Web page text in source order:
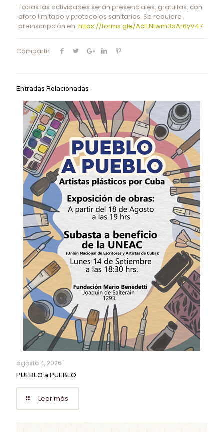
Todas las actividades serán presenciales, gratuitas, con
aforo limitado y protocolos sanitarios. Se requiere
preinscripción en: https://forms.gle/ActLNtwm3bAr6yV47
Compartir
Entradas Relacionadas
agosto 4, 2026
PUEBLO a PUEBLO
Leer más